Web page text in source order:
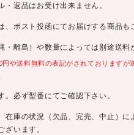
タジマ セフハンドライト ヒーター
セット
SFNDHH50A-B47
18000円(税抜)
4975364268136
・返品はお受け出来ません。
、ポスト投函にてお届けする商品も
・離島）や数量によっては別途送料
や送料無料の表記がされておりますが
。必ず型番にてご確認下さい。
在庫の状況（欠品、完売、中止）に
ざいます。